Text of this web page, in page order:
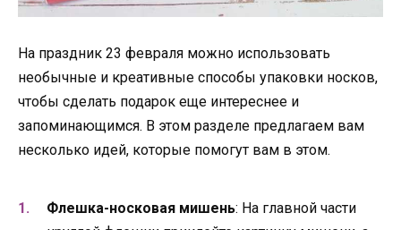
На праздник 23 февраля можно использовать
необычные и креативные способы упаковки носков,
чтобы сделать подарок еще интереснее и
запоминающимся. В этом разделе предлагаем вам
несколько идей, которые помогут вам в этом.
Флешка-носковая мишень: На главной части